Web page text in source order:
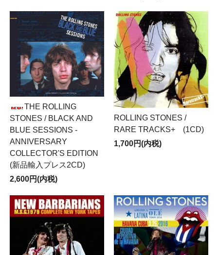
THE ROLLING
STONES / BLACK AND
BLUE SESSIONS -
ANNIVERSARY
COLLECTOR'S EDITION
(新品輸入プレス2CD)
2,600円(内税)
ROLLING STONES /
RARE TRACKS+ (1CD)
1,700円(内税)